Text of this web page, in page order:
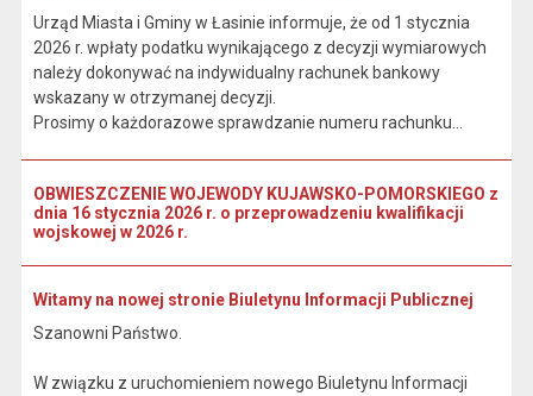
Urząd Miasta i Gminy w Łasinie informuje, że od 1 stycznia
2026 r. wpłaty podatku wynikającego z decyzji wymiarowych
należy dokonywać na indywidualny rachunek bankowy
wskazany w otrzymanej decyzji.
Prosimy o każdorazowe sprawdzanie numeru rachunku...
OBWIESZCZENIE WOJEWODY KUJAWSKO-POMORSKIEGO z
dnia 16 stycznia 2026 r. o przeprowadzeniu kwalifikacji
wojskowej w 2026 r.
Witamy na nowej stronie Biuletynu Informacji Publicznej
Szanowni Państwo.
W związku z uruchomieniem nowego Biuletynu Informacji